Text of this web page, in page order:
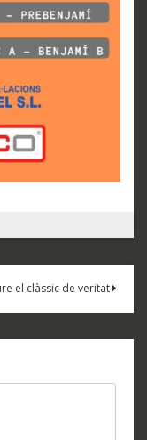
el clàssic de veritat